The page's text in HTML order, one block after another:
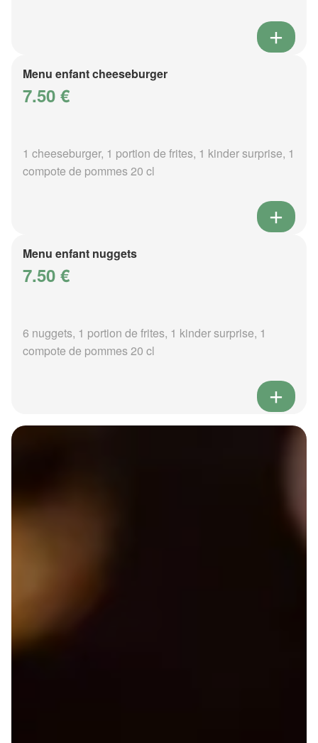
Menu enfant cheeseburger
7.50 €
1 cheeseburger, 1 portion de frites, 1 kinder surprise, 1
compote de pommes 20 cl
Menu enfant nuggets
7.50 €
6 nuggets, 1 portion de frites, 1 kinder surprise, 1
compote de pommes 20 cl